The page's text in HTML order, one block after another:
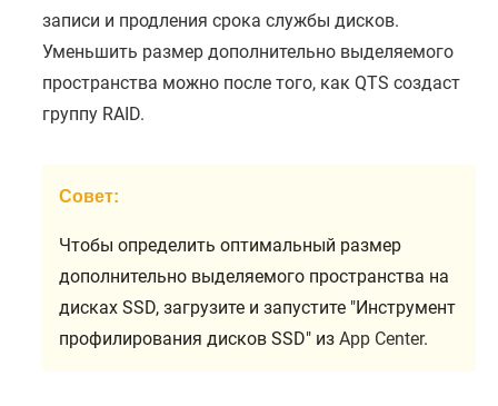
записи и продления срока службы дисков.
Уменьшить размер дополнительно выделяемого
пространства можно после того, как QTS создаст
группу RAID.
Совет:
Чтобы определить оптимальный размер
дополнительно выделяемого пространства на
дисках SSD, загрузите и запустите "Инструмент
профилирования дисков SSD" из App Center.